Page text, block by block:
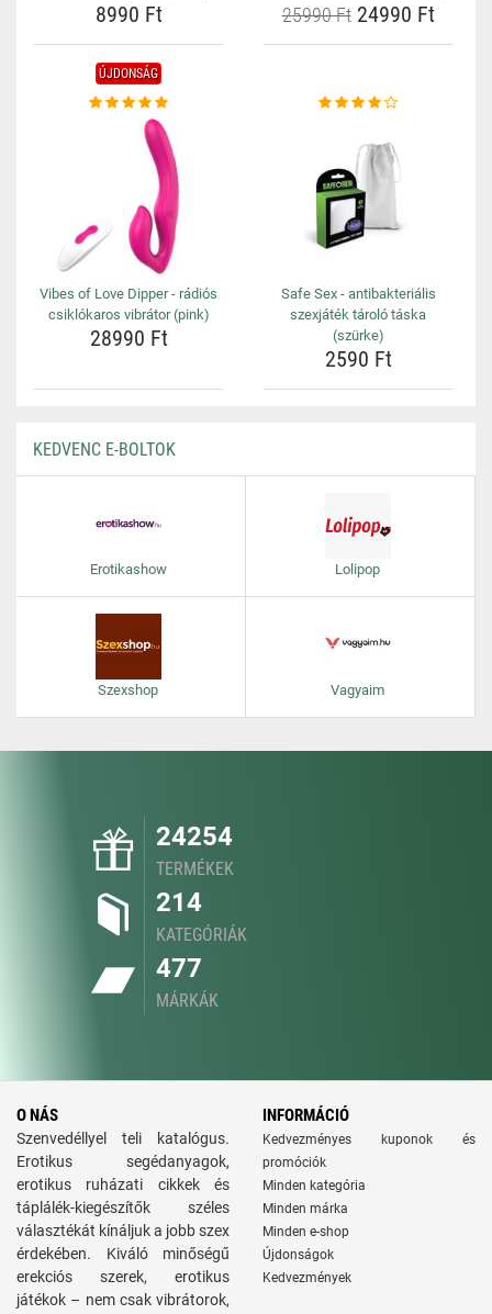
8990 Ft 25990 Ft24990 Ft
ÚJDONSÁG
Vibes of Love Dipper - rádiós
csiklókaros vibrátor (pink)
28990 Ft
Safe Sex - antibakteriális
szexjáték tároló táska
(szürke)
2590 Ft
KEDVENC E-BOLTOK
Erotikashow Lolipop
Szexshop Vagyaim
24254
TERMÉKEK
214
KATEGÓRIÁK
477
MÁRKÁK
O NÁS
Szenvedéllyel teli katalógus.
Erotikus segédanyagok,
erotikus ruházati cikkek és
táplálék-kiegészítők széles
választékát kínáljuk a jobb szex
érdekében. Kiváló minőségű
erekciós szerek, erotikus
játékok – nem csak vibrátorok,
INFORMÁCIÓ
Kedvezményes kuponok és
promóciók
Minden kategória
Minden márka
Minden e-shop
Újdonságok
Kedvezmények